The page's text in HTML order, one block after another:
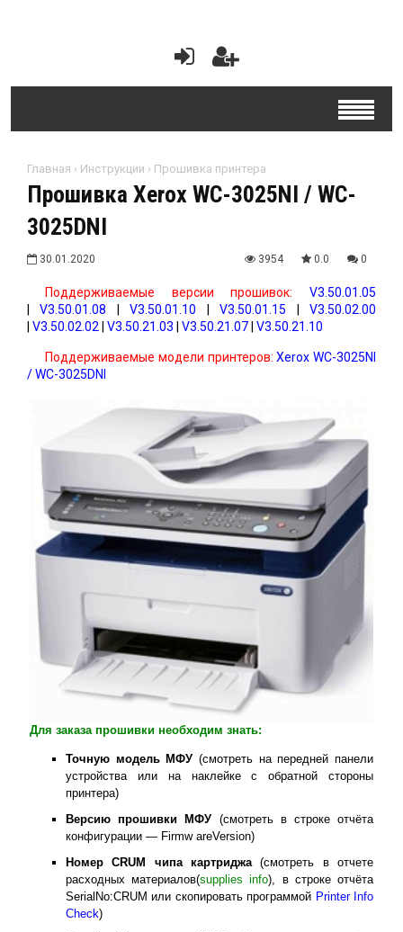
Главная › Инструкции › Прошивка принтера
Прошивка Xerox WC-3025NI / WC-
3025DNI
30.01.2020 3954 0.0 0
Поддерживаемые версии прошивок:
V3.50.01.05
|V3.50.01.08 |V3.50.01.10 |V3.50.01.15 |V3.50.02.00
V3.50.02.02 V3.50.21.03 V3.50.21.07 V3.50.21.10
Поддерживаемые модели принтеров: Xerox WC-3025NI
/ WC-3025DNI
Для заказа прошивки необходим знать:
Точную модель МФУ (смотреть на передней панели
устройства или на наклейке с обратной стороны
принтера)
Версию прошивки МФУ (смотреть в строке отчёта
конфигурации — Firmw areVersion)
НомерCRUM чипа картриджа
(смотреть в отчете
расходных материалов(supplies info), в строке отчёта
SerialNo:CRUM или скопировать программой Printer Info
Check)